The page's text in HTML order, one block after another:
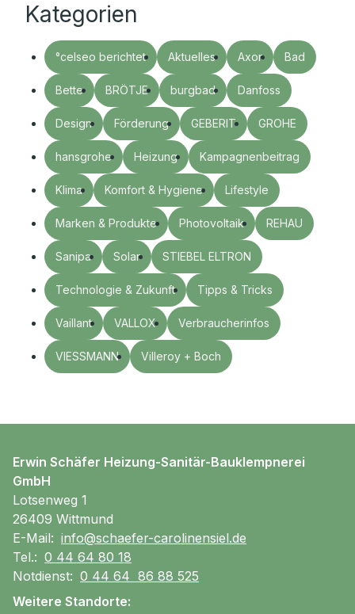
Kategorien
°celseo berichtet Aktuelles Axor Bad
Bette BRÖTJE burgbad Danfoss
Design Förderung GEBERIT GROHE
hansgrohe Heizung Kampagnenbeitrag
Klima Komfort & Hygiene Lifestyle
Marken & Produkte Photovoltaik REHAU
Sanipa Solar STIEBEL ELTRON
Technologie & Zukunft Tipps & Tricks
Vaillant VALLOX Verbraucherinfos
VIESSMANN Villeroy + Boch
Erwin Schäfer Heizung-Sanitär-Bauklempnerei
GmbH
Lotsenweg 1
26409 Wittmund
E-Mail: info@schaefer-carolinensiel.de
Tel.: 0 44 64 80 18
Notdienst: 0 44 64 86 88 525
Weitere Standorte: